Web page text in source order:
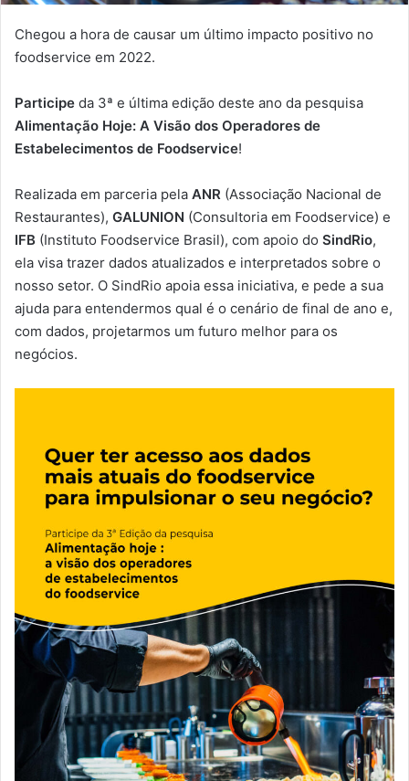
Chegou a hora de causar um último impacto positivo no
foodservice em 2022.
Participe da 3ª e última edição deste ano da pesquisa
Alimentação Hoje: A Visão dos Operadores de
Estabelecimentos de Foodservice!
Realizada em parceria pela ANR (Associação Nacional de
Restaurantes), GALUNION (Consultoria em Foodservice) e
IFB (Instituto Foodservice Brasil), com apoio do SindRio,
ela visa trazer dados atualizados e interpretados sobre o
nosso setor. O SindRio apoia essa iniciativa, e pede a sua
ajuda para entendermos qual é o cenário de final de ano e,
com dados, projetarmos um futuro melhor para os
negócios.